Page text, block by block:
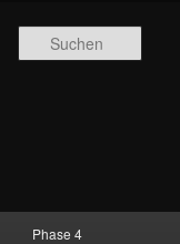
Phase 4